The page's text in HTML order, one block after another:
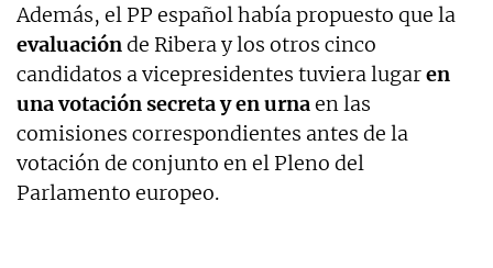
Además, el PP español había propuesto que la
evaluaciónde Ribera y los otros cinco
candidatos a vicepresidentes tuviera lugaren
una votación secreta y en urnaen las
comisiones correspondientes antes de la
votación de conjunto en el Pleno del
Parlamento europeo.